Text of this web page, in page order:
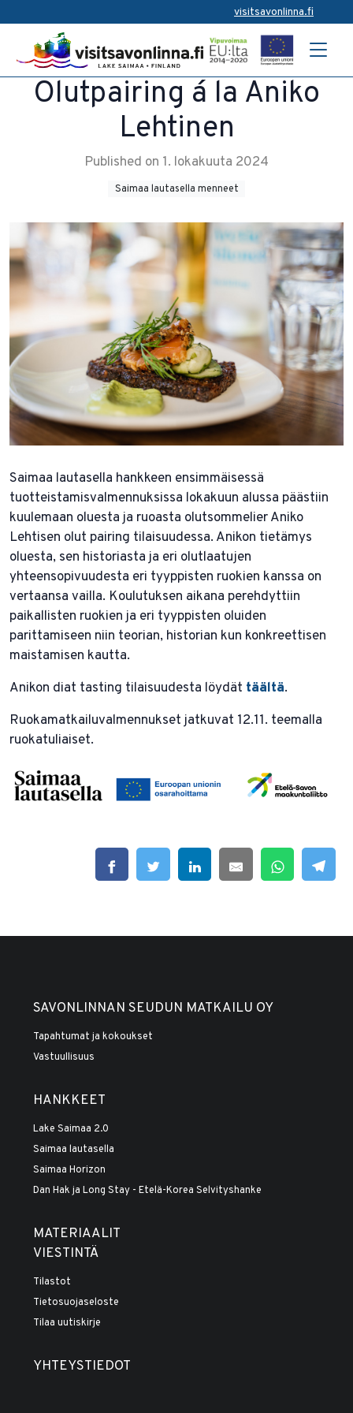
visitsavonlinna.fi
Olutpairing á la Aniko
Lehtinen
Published on 1. lokakuuta 2024
Saimaa lautasella menneet
Saimaa lautasella hankkeen ensimmäisessä
tuotteistamisvalmennuksissa lokakuun alussa päästiin
kuulemaan oluesta ja ruoasta olutsommelier Aniko
Lehtisen olut pairing tilaisuudessa. Anikon tietämys
oluesta, sen historiasta ja eri olutlaatujen
yhteensopivuudesta eri tyyppisten ruokien kanssa on
vertaansa vailla. Koulutuksen aikana perehdyttiin
paikallisten ruokien ja eri tyyppisten oluiden
parittamiseen niin teorian, historian kun konkreettisen
maistamisen kautta.
Anikon diat tasting tilaisuudesta löydät täältä.
Ruokamatkailuvalmennukset jatkuvat 12.11. teemalla
ruokatuliaiset.
SAVONLINNAN SEUDUN MATKAILU OY
Tapahtumat ja kokoukset
Vastuullisuus
HANKKEET
Lake Saimaa 2.0
Saimaa lautasella
Saimaa Horizon
Dan Hak ja Long Stay - Etelä-Korea Selvityshanke
MATERIAALIT
VIESTINTÄ
Tilastot
Tietosuojaseloste
Tilaa uutiskirje
YHTEYSTIEDOT